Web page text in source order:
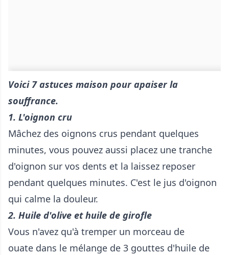
Voici 7 astuces maison pour apaiser la
souffrance.
1. L'oignon cru
Mâchez des oignons crus pendant quelques
minutes, vous pouvez aussi placez une tranche
d'oignon sur vos dents et la laissez reposer
pendant quelques minutes. C'est le jus d'oignon
qui calme la douleur.
2. Huile d'olive et huile de girofle
Vous n'avez qu'à tremper un morceau de
ouate dans le mélange de 3 gouttes d'huile de